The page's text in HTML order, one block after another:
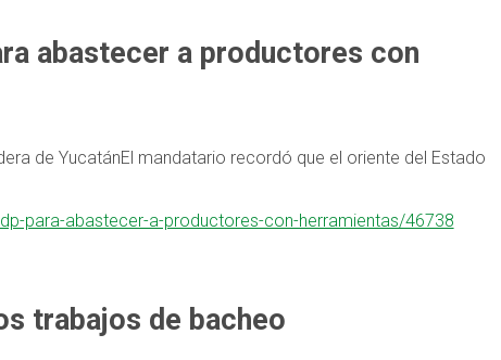
abastecer a productores con
de YucatánEl mandatario recordó que el oriente del Estado
para-abastecer-a-productores-con-herramientas/46738
trabajos de bacheo